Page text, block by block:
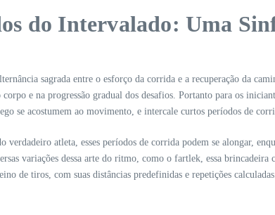
do Intervalado: Uma
sagrada entre o esforço da corrida e a recuperação da
e na progressão gradual dos desafios. Portanto para os
se acostumem ao movimento, e intercale curtos períodos de
atleta, esses períodos de corrida podem se alongar,
variações dessa arte do ritmo, como o fartlek, essa
de tiros, com suas distâncias predefinidas e repetições